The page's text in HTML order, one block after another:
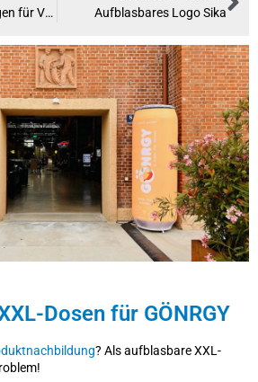
Aufblasbarer Torbogen für Volksbanken
Aufblasbares Logo Sika
Dosen für GÖNRGY
? Als aufblasbare XXL-